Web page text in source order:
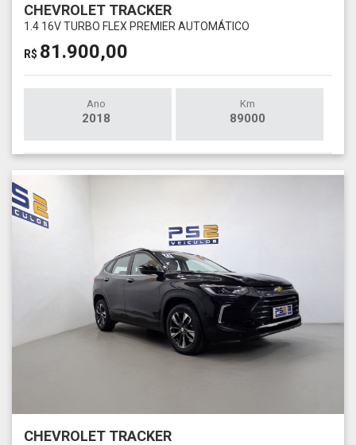
CHEVROLET TRACKER
1.4 16V TURBO FLEX PREMIER AUTOMÁTICO
R$ 81.900,00
Ano
2018
Km
89000
CHEVROLET TRACKER